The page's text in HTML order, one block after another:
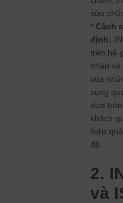
sửa
* Cách
định:
trên hệ
nhân và
của
xung
dựa
khách
hiệu
đề.
2.
và